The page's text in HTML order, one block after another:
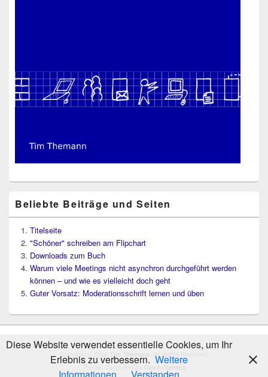
Beliebte Beiträge und Seiten
Titelseite
"Schöner" schreiben am Flipchart
Downloads zum Buch
Warum viele Meetings nicht asynchron durchgeführt werden
können – und wie es vielleicht doch geht
Guter Vorsatz: Moderationsschrift lernen und üben
Copyright © 2026 Tim Themann
. All Rights Reserved.
Diese Website verwendet essentielle Cookies, um Ihr
Erlebnis zu verbessern. Weitere